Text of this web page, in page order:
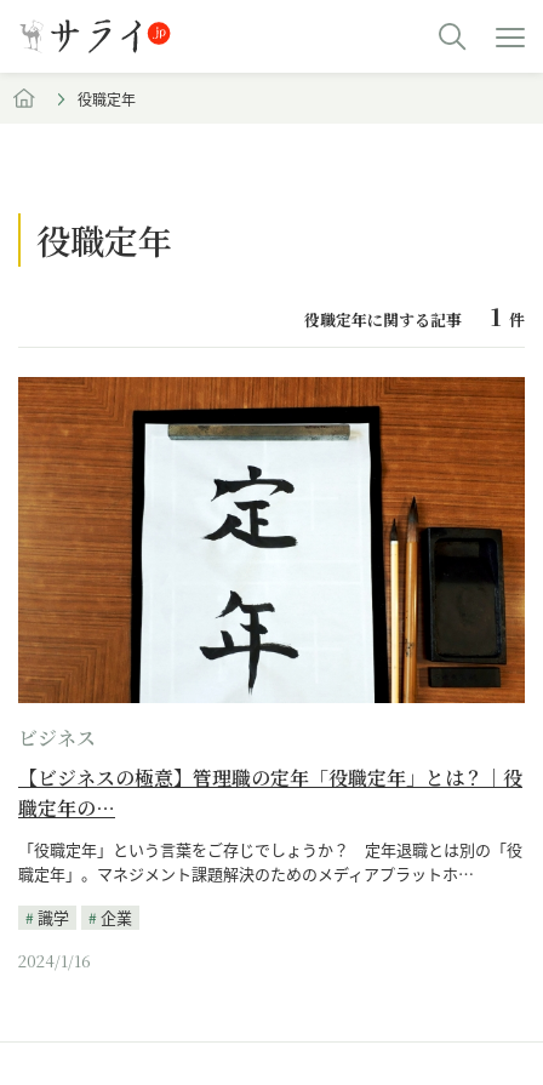
役職定年
役職定年
役職定年に関する記事 1 件
ビジネス
【ビジネスの極意】管理職の定年「役職定年」とは？｜役
職定年の…
「役職定年」という言葉をご存じでしょうか？ 定年退職とは別の「役
職定年」。マネジメント課題解決のためのメディアプラットホ…
識学
企業
2024/1/16